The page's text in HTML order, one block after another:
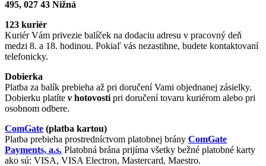
495, 027 43 Nižná
123 kuriér
Kuriér Vám privezie balíček na dodaciu adresu v pracovný deň
medzi 8. a 18. hodinou. Pokiaľ vás nezastihne, budete kontaktovaní
telefonicky.
Dobierka
Platba za balík prebieha až pri doručení Vami objednanej zásielky.
Dobierku platíte vhotovosti pri doručení tovaru kuriérom alebo pri
osobnom odbere.
ComGate (platba kartou)
Platba prebieha prostredníctvom platobnej brány ComGate
Payments, a.s. Platobná brána prijíma všetky bežné platobné karty
ako sú: VISA, VISA Electron, Mastercard, Maestro.